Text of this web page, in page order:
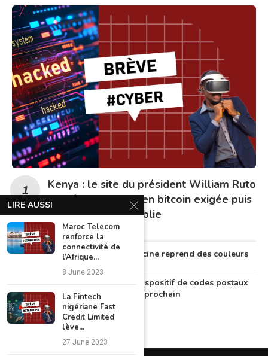
Kenya : le site du président William Ruto
piraté, une rançon en bitcoin exigée puis
la plateforme rétablie
Au Nigeria, la télémédecine reprend des couleurs
Le Nigeria lancera un dispositif de codes postaux
numériques en octobre prochain
LIRE AUSSI
Maroc Telecom
renforce la
connectivité de
l’Afrique...
8 June 2023
La Fintech
nigériane Fast
Credit Limited
lève...
27 June 2023